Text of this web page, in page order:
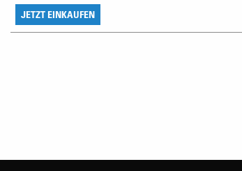
JETZT EINKAUFEN